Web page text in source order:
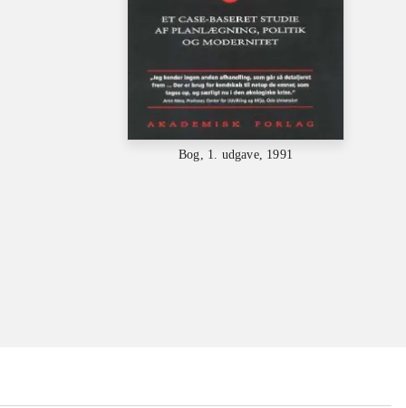
Bog, 1. udgave, 1991